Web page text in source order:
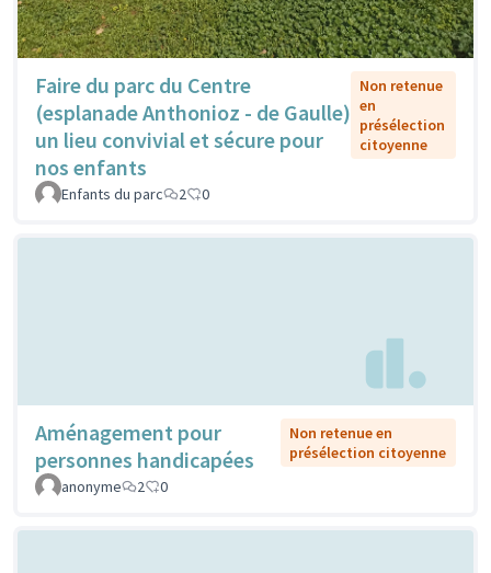
Faire du parc du Centre
(esplanade Anthonioz - de Gaulle)
un lieu convivial et sécure pour
nos enfants
Non retenue
en
présélection
citoyenne
Enfants du parc 2 0
Aménagement pour
personnes handicapées
Non retenue en
présélection citoyenne
anonyme
2 0